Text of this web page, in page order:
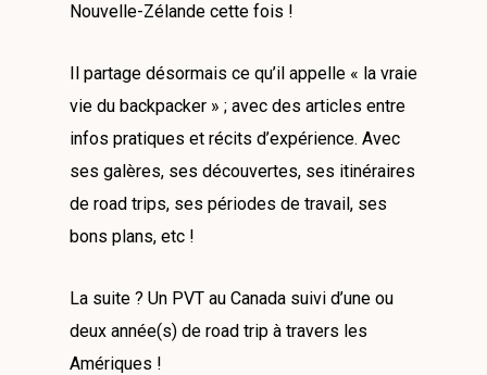
Nouvelle-Zélande cette fois !
Il partage désormais ce qu’il appelle « la vraie
vie du backpacker » ; avec des articles entre
infos pratiques et récits d’expérience. Avec
ses galères, ses découvertes, ses itinéraires
de road trips, ses périodes de travail, ses
bons plans, etc !
La suite ? Un PVT au Canada suivi d’une ou
deux année(s) de road trip à travers les
Amériques !